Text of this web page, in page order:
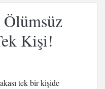
Kişi!
tek bir kişide